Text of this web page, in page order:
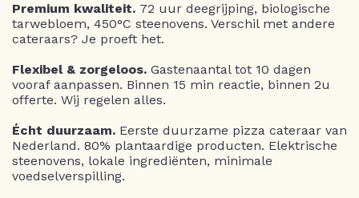
Premium kwaliteit. 72 uur deegrijping, biologische
tarwebloem, 450°C steenovens. Verschil met andere
cateraars? Je proeft het.
Flexibel & zorgeloos. Gastenaantal tot 10 dagen
vooraf aanpassen. Binnen 15 min reactie, binnen 2u
offerte. Wij regelen alles.
Écht duurzaam. Eerste duurzame pizza cateraar van
Nederland. 80% plantaardige producten. Elektrische
steenovens, lokale ingrediënten, minimale
voedselverspilling.